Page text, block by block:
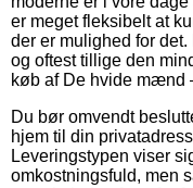
er meget fleksibelt at
der er mulighed for
og oftest tillige den
køb af De hvide mænd
Du bør omvendt
hjem til din
Leveringstypen viser
omkostningsfuld, men